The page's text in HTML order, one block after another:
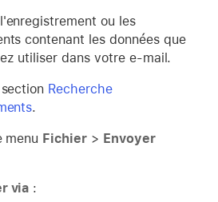
ou les
contenant les données que
utiliser dans votre e-mail.
Recherche
.
menu Fichier > Envoyer
via :